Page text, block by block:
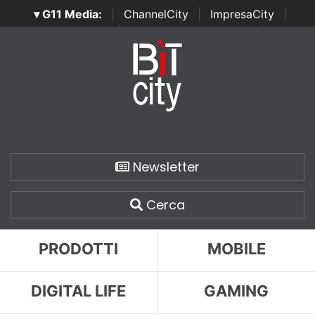
▾ G11 Media: ChannelCity ImpresaCity
SecurityOpenLab | Italian Channel Awards | Italian
Italian Security Awards
Newsletter
Cerca
PRODOTTI MOBILE
DIGITAL LIFE GAMING